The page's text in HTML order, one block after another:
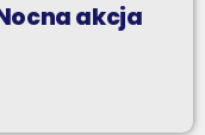
akcja